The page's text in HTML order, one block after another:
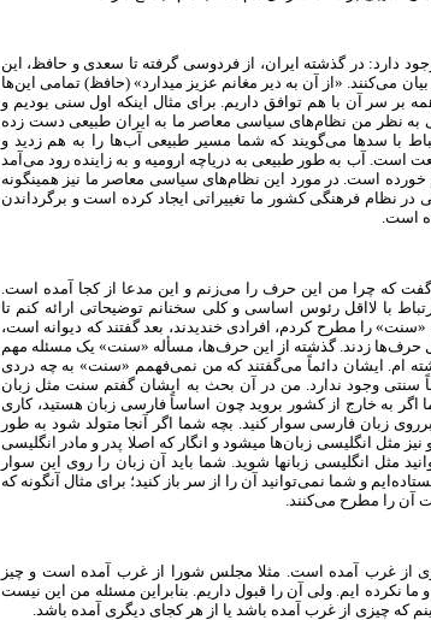
دارد: در گذشته ایران، از فردوسی گرفته تا سعدی و حافظ، این
می‌کنند. «از آن به دیر مغانم عزیز میدارد» (حافظ) تمامی این‌ها
بر سر آن با هم توافق داریم. برای مثال اینکه اول سنی بودیم و
به نظر من نظام‌های سیاسی معاصر ما به ایران طبیعی دست زده
با سدها می‌گویند که شما مسیر طبیعی آب‌ها را به هم زدید و
است. آب به طور طبیعی به دریاچه ارومیه و به زاینده رود می‌آمد
است. در مورد این نظام‌های سیاسی معاصر ما نیز همین­گونه
در نظام فرهنگی کشور ما تغییراتی ایجاد کرده است و برگرداندن
است.
گفت که چرا من این حرف را می‌زنم و این مدعا از کجا آمده است.
با لااقل رئوس اساسی و کلی سخنانم توضیحاتی ارائه کنم تا
را مطرح کردم، افرادی خندیدند، بعد گفتند که دیوانه است،
حرف‌ها زدند. گذشته از این حرف‌ها، مسأله «سنت» یک مسئله مهم
ام. ایشان دائماً می‌گفتند که من نمی‌فهمم «سنت» به چه دردی
وجود ندارد. من در آن بحث به ایشان گفتم سنت مثل زبان
به خارج از کشور بروید چون اساساً فارسی زبان هستید، کاری
برروی زبان فارسی سوار کنید. بچه شما اگر آنجا متولد شود به طور
مثل انگلیسی زبان‌ها میشود و انگار که اصلا پدر و مادر انگلیسی
مثل انگلیسی زبانها شوید. شما باید آن زبان را روی این سوار
و شما نمی‌توانید آن را از سر باز کنید؛ برای مثال آنگونه که
آن را مطرح می‌کنند.
از غرب آمده است. مثلا مجلس شورا از غرب آمده است و چیز
نکرده ­ایم. ولی آن را قبول داریم. بنابراین مسئله من این نیست
که چیزی از غرب آمده باشد یا از هر کجای دیگری آمده باشد.